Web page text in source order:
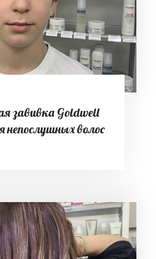
завивка Goldwell
непослушных волос